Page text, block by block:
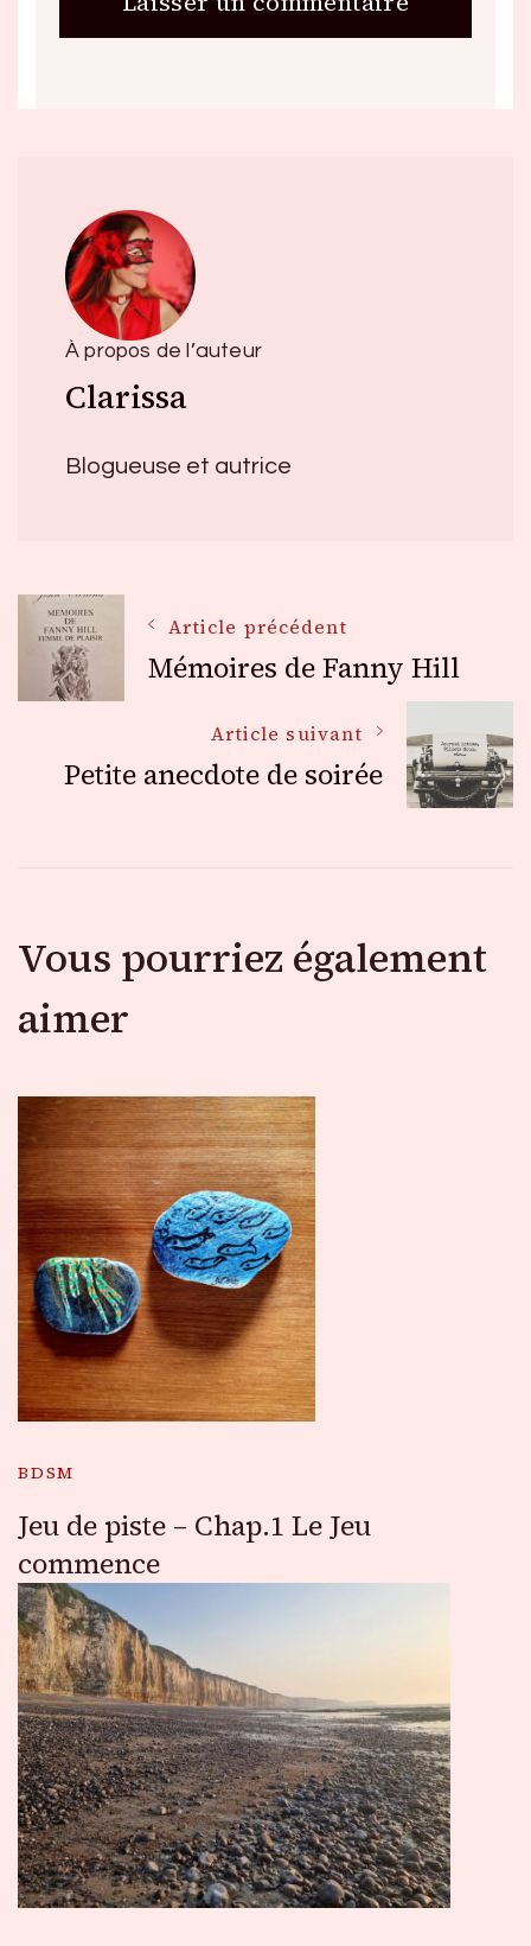
À propos de l’auteur
Clarissa
Blogueuse et autrice
Navigation
des
articles
Article précédent
Mémoires de Fanny Hill
Article suivant
Petite anecdote de soirée
Vous pourriez également
aimer
BDSM
Jeu de piste – Chap.1 Le Jeu
commence